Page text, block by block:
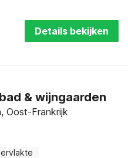
Details bekijken
& wijngaarden
Oost-Frankrijk